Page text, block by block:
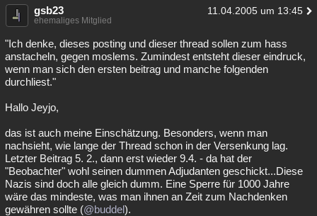
gsb23 11.04.2005 um 13:45
ehemaliges Mitglied
"Ich denke, dieses posting und dieser thread sollen zum hass
anstacheln, gegen moslems. Zumindest entsteht dieser eindruck,
wenn man sich den ersten beitrag und manche folgenden
durchliest."
Hallo Jeyjo,
das ist auch meine Einschätzung. Besonders, wenn man
nachsieht, wie lange der Thread schon in der Versenkung lag.
Letzter Beitrag 5. 2., dann erst wieder 9.4. - da hat der
"Beobachter" wohl seinen dummen Adjudanten geschickt...Diese
Nazis sind doch alle gleich dumm. Eine Sperre für 1000 Jahre
wäre das mindeste, was man ihnen an Zeit zum Nachdenken
gewähren sollte (@buddel).